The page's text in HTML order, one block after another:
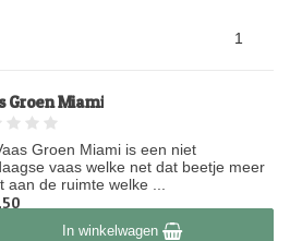
1
Groen Miami
Groen Miami is een niet
vaas welke net dat beetje meer
aan de ruimte welke ...
voorraadIn winkelwagen